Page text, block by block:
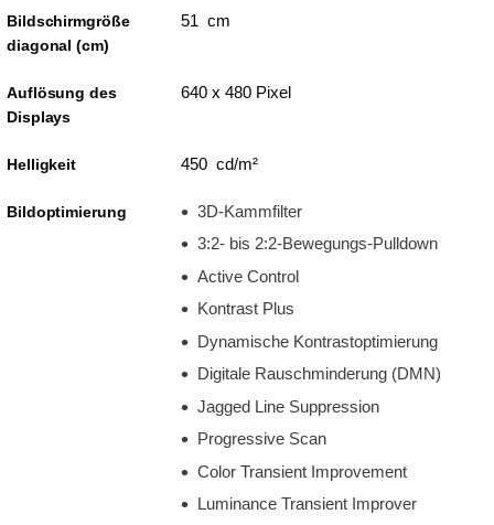
Bildschirmgröße
diagonal (cm)
51 cm
Auflösung des
Displays
640 x 480 Pixel
Helligkeit 450 cd/m²
Bildoptimierung
3D-Kammfilter
3:2- bis 2:2-Bewegungs-Pulldown
Active Control
Kontrast Plus
Dynamische Kontrastoptimierung
Digitale Rauschminderung (DMN)
Jagged Line Suppression
Progressive Scan
Color Transient Improvement
Luminance Transient Improver